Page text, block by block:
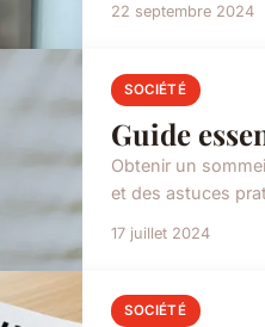
22 septembre 2024
SOCIÉTÉ
Guide
Obtenir un
et des astuces
17 juillet 2024
SOCIÉTÉ